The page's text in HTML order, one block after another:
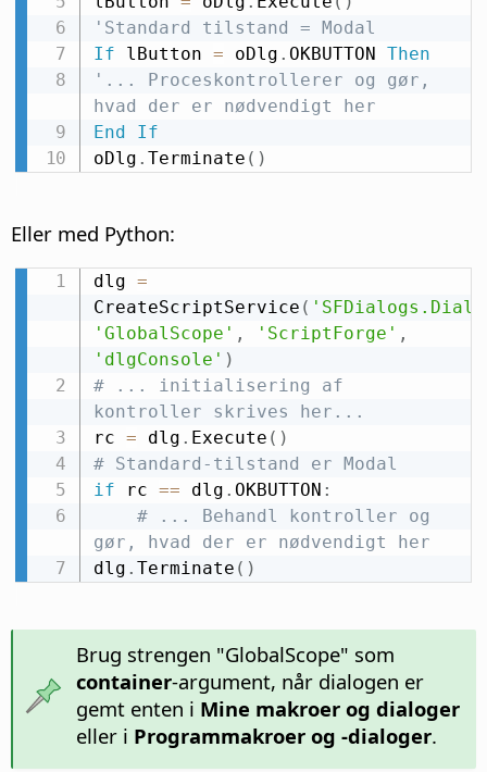
'Standard tilstand = Modal
If lButton = oDlg . OKBUTTON Then
'... Proceskontrollerer og gør,
hvad der er nødvendigt her
End
If
oDlg . Terminate ( )
Eller med Python:
dlg =
CreateScriptService (
'GlobalScope' , 'ScriptForge' ,
'dlgConsole' )
# ... initialisering af
kontroller skrives her...
rc = dlg . Execute ( )
# Standard-tilstand er Modal
if rc == dlg . OKBUTTON :
# ... Behandl kontroller og
gør, hvad der er nødvendigt her
dlg . Terminate ( )
Brug strengen "GlobalScope" som
container-argument, når dialogen er
gemt enten i Mine makroer og dialoger
eller i Programmakroer og -dialoger.